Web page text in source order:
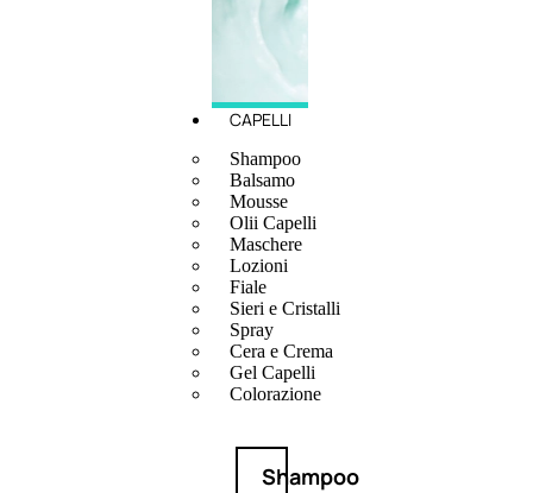
CAPELLI
Shampoo
Balsamo
Mousse
Olii Capelli
Maschere
Lozioni
Fiale
Sieri e Cristalli
Spray
Cera e Crema
Gel Capelli
Colorazione
Shampoo